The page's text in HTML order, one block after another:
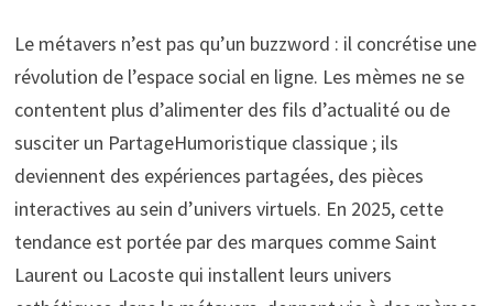
Le métavers n’est pas qu’un buzzword : il concrétise une
révolution de l’espace social en ligne. Les mèmes ne se
contentent plus d’alimenter des fils d’actualité ou de
susciter un PartageHumoristique classique ; ils
deviennent des expériences partagées, des pièces
interactives au sein d’univers virtuels. En 2025, cette
tendance est portée par des marques comme Saint
Laurent ou Lacoste qui installent leurs univers